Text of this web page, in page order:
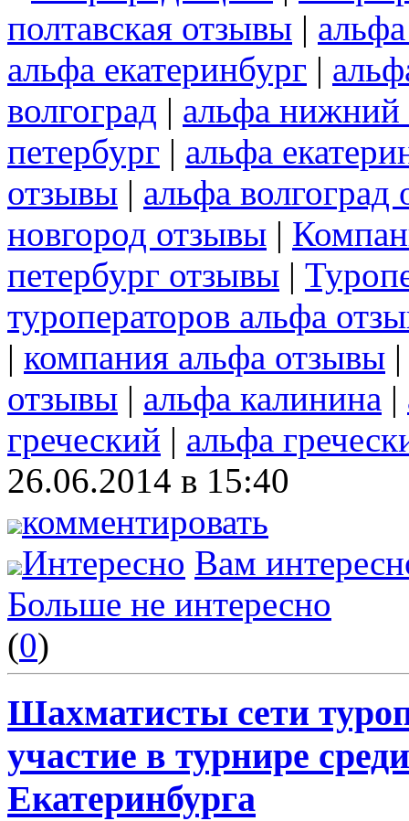
полтавская отзывы |
альфа екатеринбург |
волгоград | альфа нижний
петербург | альфа
отзывы | альфа волгоград
новгород отзывы |
петербург отзывы |
туроператоров альфа
| компания альфа отзывы
отзывы | альфа калинина |
греческий | альфа
26.06.2014 в 15:40
комментировать
Интересно Вам
Больше не интересно
(0)
Шахматисты сети
участие в турнире
Екатеринбурга